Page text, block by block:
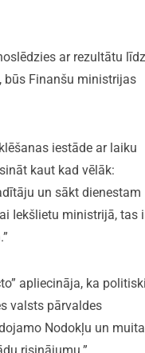
ar rezultātu
būs Finanšu ministrijas
iestāde ar laiku
kaut kad vēlāk:
un sākt dienestam
Iekšlietu ministrijā, tas
apliecināja, ka
valsts pārvaldes
Nodokļu un